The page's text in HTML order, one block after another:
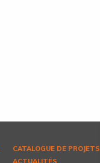
CATALOGUE DE PROJETS
ACTUALITÉS